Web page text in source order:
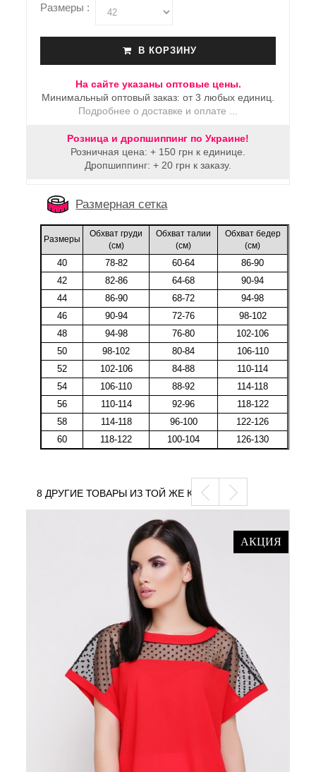
Размеры :
В КОРЗИНУ
На сайте указаны оптовые цены.
Минимальный оптовый заказ: от 3 любых единиц.
Подробнее о доставке и оплате ...
Розница и дропшиппинг по Украине!
Розничная цена: + 150 грн к единице.
Дропшиппинг: + 20 грн к заказу.
Размерная сетка
Размеры
Обхват груди
(cм)
Обхват талии
(cм)
Обхват бедер
(cм)
40 78-82 60-64
86-90
42
82-86 64-68
90-94
44
86-90 68-72
94-98
46
90-94 72-76
98-102
48
94-98 76-80
102-106
50
98-102 80-84
106-110
52
102-106 84-88
110-114
54
106-110 88-92
114-118
56
110-114 92-96
118-122
58
114-118 96-100
122-126
60
118-122 100-104 126-130
8 ДРУГИЕ ТОВАРЫ ИЗ ТОЙ ЖЕ КАТЕГОРИИ
АКЦИЯ